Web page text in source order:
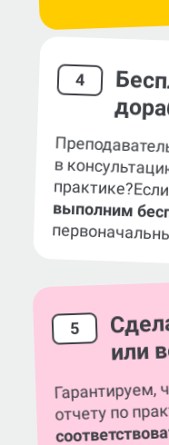
4
в
практике?
выполним
5
или
Гарантируем,
отчету по